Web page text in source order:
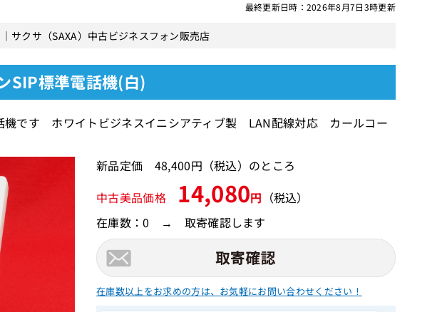
最終更新日時：2026年8月7日3時更新
サクサ（SAXA）中古ビジネスフォン販売店
SIP標準電話機(白)
機です ホワイトビジネスイニシアティブ製 LAN配線対応 カールコー
新品定価 48,400円（税込）のところ
中古美品価格 14,080円 （税込）
在庫数：0 → 取寄確認します
在庫数以上をお求めの方は、 お気軽にお問い合わせください！